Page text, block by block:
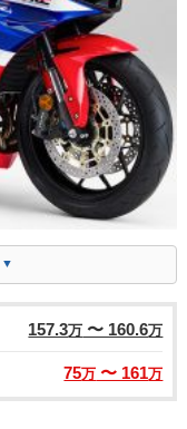
157.3万 〜 160.6万
75万 〜 161万